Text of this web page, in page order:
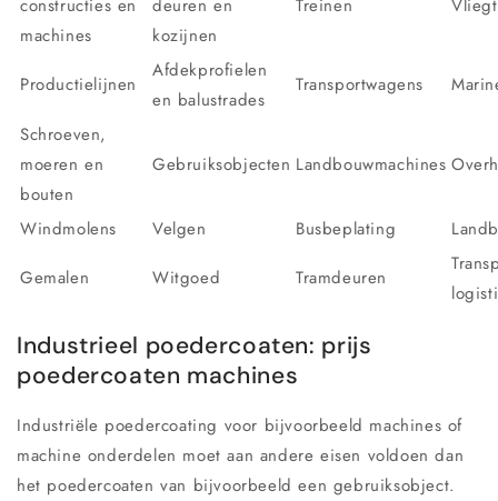
constructies en
machines
deuren en
kozijnen
Treinen
Productielijnen
Afdekprofielen
en balustrades
Transportwagens
Schroeven,
moeren en
bouten
Gebruiksobjecten Landbouwmachines
Windmolens Velgen Busbeplating
Gemalen
Witgoed Tramdeuren
Industrieel poedercoaten: prijs
poedercoaten machines
Industriële poedercoating voor bijvoorbeeld machines of
machine onderdelen moet aan andere eisen voldoen dan
het poedercoaten van bijvoorbeeld een gebruiksobject.